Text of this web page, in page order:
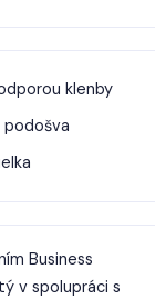
klenby
podošva
Business
v spolupráci s